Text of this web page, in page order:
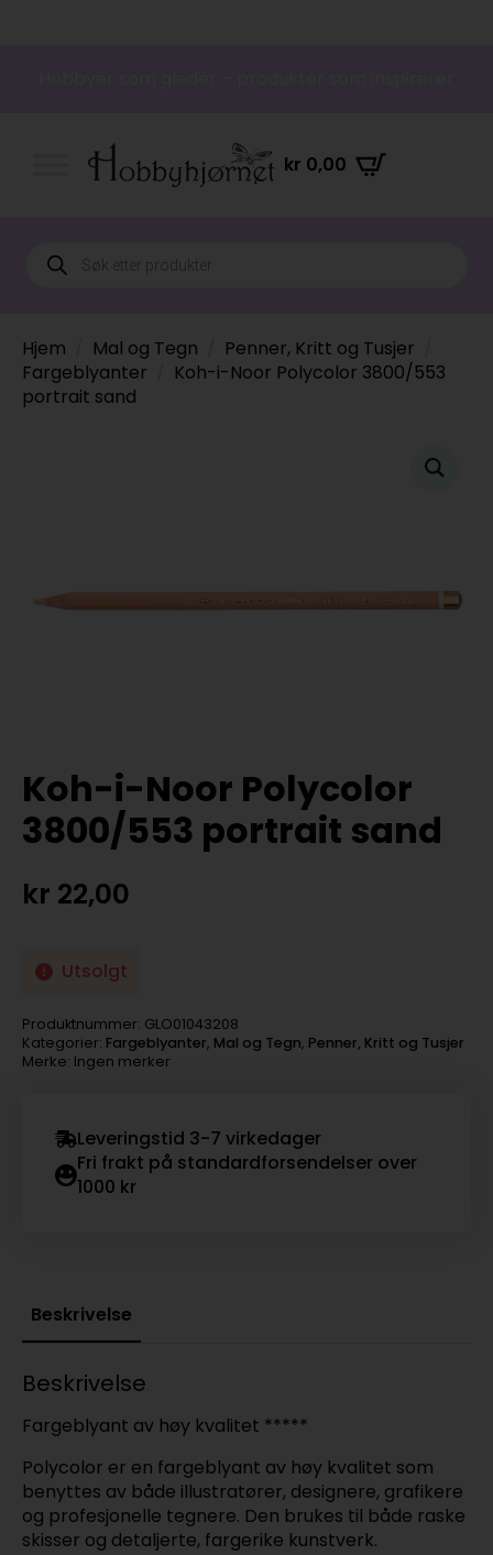
kr 0,00
Products
search
Hjem Mal og Tegn
Penner, Kritt og Tusjer
Fargeblyanter
Koh-i-Noor Polycolor 3800/553
portrait sand
Koh-i-Noor Polycolor
3800/553 portrait sand
kr 22,00
Utsolgt
Produktnummer: GLO01043208
Kategorier: Fargeblyanter, Mal og Tegn, Penner, Kritt og Tusjer
Merke: Ingen merker
Leveringstid 3-7 virkedager
Fri frakt på standardforsendelser over
1000 kr
Beskrivelse
Beskrivelse
Fargeblyant av høy kvalitet *****
Polycolor er en fargeblyant av høy kvalitet som
benyttes av både illustratører, designere, grafikere
og profesjonelle tegnere. Den brukes til både raske
skisser og detaljerte, fargerike kunstverk.